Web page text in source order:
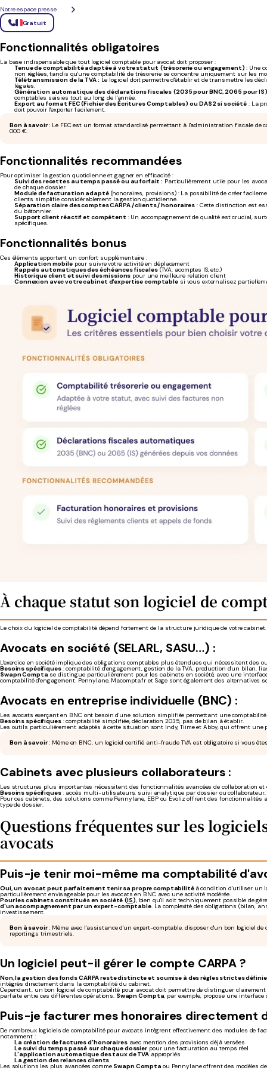
Notre espace presse
Gratuit
Pour sélectionner le logiciel de comptabilité idéal pour votre cabinet, plusieurs critères
Fonctionnalités obligatoires
La base indispensable que tout logiciel comptable pour avocat doit proposer :
Tenue de comptabilité adaptée à votre statut (trésorerie ou engagement) : Une
non réglées, tandis qu'une comptabilité de trésorerie se concentre uniquement sur les
Télétransmission de la TVA : Le logiciel doit permettre d'établir et de transmettre les
légales.
Génération automatique des déclarations fiscales (2035 pour BNC, 2065 pour IS)
comptables saisies tout au long de l'année.
Export au format FEC (Fichier des Écritures Comptables) ou DAS2 si société : La
doit pouvoir l'exporter facilement.
Bon à savoir: Le FEC est un format standardisé permettant à l'administration fiscale de
000 €.
Fonctionnalités recommandées
Pour optimiser la gestion quotidienne et gagner en efficacité :
Suivi des recettes au temps passé ou au forfait : Particulièrement utile pour les
de chaque dossier.
Module de facturation adapté(honoraires, provisions) : La possibilité de créer
clients simplifie considérablement la gestion quotidienne.
Séparation claire des comptes CARPA / clients / honoraires : Cette distinction est
du bâtonnier.
Support client réactif et compétent : Un accompagnement de qualité est crucial,
spécifiques.
Fonctionnalités bonus
Ces éléments apportent un confort supplémentaire :
Application mobilepour suivre votre activité en déplacement
Rappels automatiques des échéances fiscales(TVA, acomptes IS, etc.)
Historique client et suivi des missions pour une meilleure relation client
Connexion avec votre cabinet d'expertise comptable si vous externalisez
À chaque statut son logiciel de
Le choix du logiciel de comptabilité dépend fortement de la structure juridique de votre
Avocats en société (SELARL, SASU…) :
L'exercice en société implique des obligations comptables plus étendues qui nécessitent des
Besoins spécifiques: comptabilité d'engagement, gestion de la TVA, production d'un bilan,
Swapn Compta se distingue particulièrement pour les cabinets en société, avec une
comptabilité d'engagement. Pennylane, Macompta.fr et Sage sont également des alternatives
Avocats en entreprise individuelle (BNC) :
Les avocats exerçant en BNC ont besoin d'une solution simplifiée permettant une comptabilité
Besoins spécifiques: comptabilité simplifiée, déclaration 2035, pas de bilan à établir.
Les outils particulièrement adaptés à cette situation sont Indy, Tiime et Abby, qui offrent
Bon à savoir: Même en BNC, un logiciel certifié anti-fraude TVA est obligatoire si vous
Cabinets avec plusieurs collaborateurs :
Les structures plus importantes nécessitent des fonctionnalités avancées de collaboration et
Besoins spécifiques: accès multi-utilisateurs, suivi analytique par dossier ou collaborateur,
Pour ces cabinets, des solutions comme Pennylane, EBP ou Evoliz offrent des
type de dossier.
Questions fréquentes sur les
avocats
Puis-je tenir moi-même ma comptabilité
Oui, un avocat peut parfaitement tenir sa propre comptabilité à condition d'utiliser un
particulièrement envisageable pour les avocats en BNC avec une activité modérée.
Pour les cabinets constitués en société (IS), bien qu'il soit techniquement possible de
d'un accompagnement par un expert-comptable. La complexité des obligations (bilan,
investissement.
Bon à savoir: Même avec l'assistance d'un expert-comptable, disposer d'un bon logiciel
reportings trimestriels.
Un logiciel peut-il gérer le compte CARPA ?
Non, la gestion des fonds CARPA reste distincte et soumise à des règles strictes
intégrés directement dans la comptabilité du cabinet.
Cependant, un bon logiciel de comptabilité pour avocat doit permettre de distinguer
parfaite entre ces différentes opérations. Swapn Compta, par exemple, propose une
Puis-je facturer mes honoraires directement
De nombreux logiciels de comptabilité pour avocats intègrent effectivement des modules de
notamment :
La création de factures d'honorairesavec mention des provisions déjà versées
Le suivi du temps passé sur chaque dossierpour une facturation au temps réel
L'application automatique des taux de TVA appropriés
La gestion des relances clients
Les solutions les plus avancées comme Swapn Compta ou Pennylane offrent des modèles